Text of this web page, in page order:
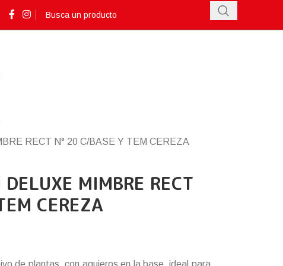
RECT N° 20 C/BASE Y TEM CEREZA
MIMBRE RECT
CEREZA
de plantas, con agujeros en la base, ideal para